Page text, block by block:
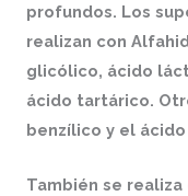
profundos. Los
realizan con
glicólico, ácido
ácido tartárico.
benzílico y el
También se